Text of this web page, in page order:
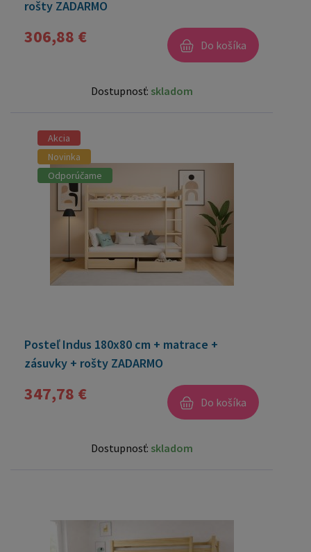
rošty ZADARMO
306,88 € Do košíka
Dostupnosť: skladom
Akcia
Novinka
Odporúčame
Posteľ Indus 180x80 cm + matrace +
zásuvky + rošty ZADARMO
347,78 € Do košíka
Dostupnosť: skladom